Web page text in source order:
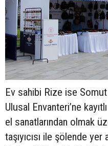
Ev sahibi Rize ise
Ulusal Envanteri’ne
el sanatlarından olmak
taşıyıcısı ile şölende yer